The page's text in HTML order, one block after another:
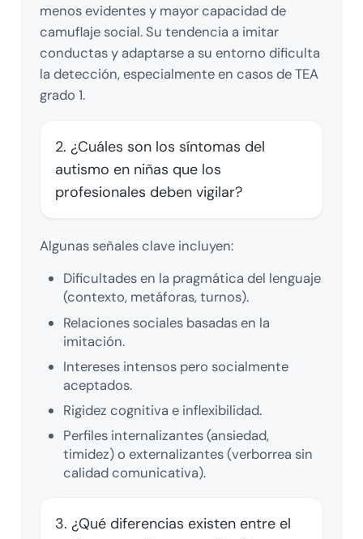
menos evidentes y mayor capacidad de
camuflaje social. Su tendencia a imitar
conductas y adaptarse a su entorno dificulta
la detección, especialmente en casos de TEA
grado 1.
2. ¿Cuáles son los síntomas del
autismo en niñas que los
profesionales deben vigilar?
Algunas señales clave incluyen:
Dificultades en la pragmática del lenguaje
(contexto, metáforas, turnos).
Relaciones sociales basadas en la
imitación.
Intereses intensos pero socialmente
aceptados.
Rigidez cognitiva e inflexibilidad.
Perfiles internalizantes (ansiedad,
timidez) o externalizantes (verborrea sin
calidad comunicativa).
3. ¿Qué diferencias existen entre el